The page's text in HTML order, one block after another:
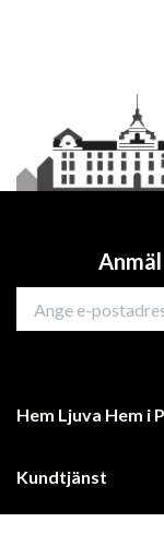
Hem Ljuva Hem i
Kundtjänst